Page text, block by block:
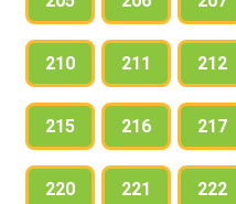
210 211 212
215 216 217
220 221 222